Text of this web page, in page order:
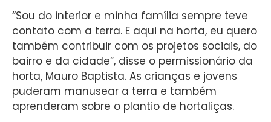
“Sou do interior e minha família sempre teve
contato com a terra. E aqui na horta, eu quero
também contribuir com os projetos sociais, do
bairro e da cidade”, disse o permissionário da
horta, Mauro Baptista. As crianças e jovens
puderam manusear a terra e também
aprenderam sobre o plantio de hortaliças.